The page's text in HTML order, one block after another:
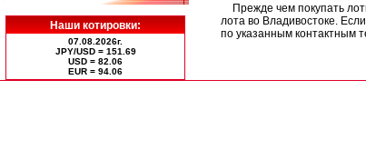
Наши котировки:
07.08.2026г.
JPY/USD = 151.69
USD = 82.06
ЕUR = 94.06
Прежде чем покупать
лота во Владивостоке.
по указанным контактным